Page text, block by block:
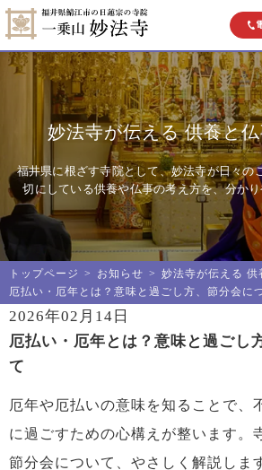
妙法寺が伝える 供養と
福井県に根ざす寺院として、妙法寺が日々の
切にしている供養や仏事の考え方を、分かり
トップページ お知らせ
妙法寺が伝える 供
厄払い・厄年とは？意味と過ごし方、節分会に
2026年02月14日
厄払い・厄年とは？意味と過ごし
て
厄年や厄払いの意味を知ることで、
に過ごすための心構えが整います。
節分会について、やさしく解説しま